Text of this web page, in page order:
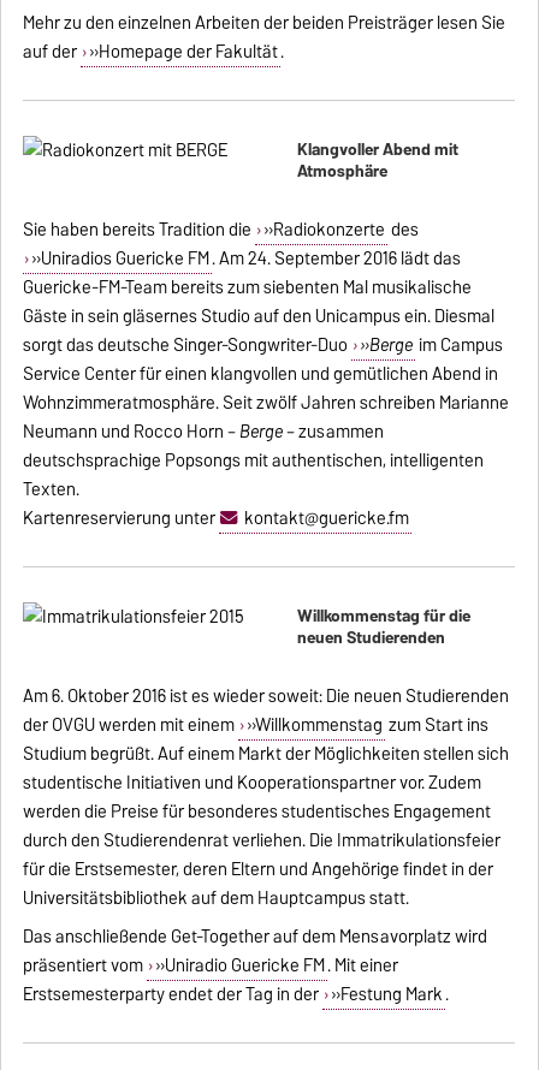
Mehr zu den einzelnen Arbeiten der beiden Preisträger lesen Sie
auf der »Homepage der Fakultät.
Klangvoller Abend mit
Atmosphäre
Sie haben bereits Tradition die »Radiokonzerte des
»Uniradios Guericke FM. Am 24. September 2016 lädt das
Guericke-FM-Team bereits zum siebenten Mal musikalische
Gäste in sein gläsernes Studio auf den Unicampus ein. Diesmal
sorgt das deutsche Singer-Songwriter-Duo »Berge im Campus
Service Center für einen klangvollen und gemütlichen Abend in
Wohnzimmeratmosphäre. Seit zwölf Jahren schreiben Marianne
Neumann und Rocco Horn –Berge– zusammen
deutschsprachige Popsongs mit authentischen, intelligenten
Texten.
Kartenreservierung unter
kontakt@guericke.fm
Willkommenstag für die
neuen Studierenden
Am 6. Oktober 2016 ist es wieder soweit: Die neuen Studierenden
der OVGU werden mit einem »Willkommenstag zum Start ins
Studium begrüßt. Auf einem Markt der Möglichkeiten stellen sich
studentische Initiativen und Kooperationspartner vor. Zudem
werden die Preise für besonderes studentisches Engagement
durch den Studierendenrat verliehen. Die Immatrikulationsfeier
für die Erstsemester, deren Eltern und Angehörige findet in der
Universitätsbibliothek auf dem Hauptcampus statt.
Das anschließende Get-Together auf dem Mensavorplatz wird
präsentiert vom »Uniradio Guericke FM. Mit einer
Erstsemesterparty endet der Tag in der »Festung Mark.